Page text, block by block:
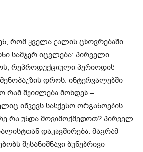
რომ ყველა ქალის ცხოვრებაში
სამჯერ იცვლება: პირველი
რეპროდუქციული პერიოდის
დროს. ინტერვალებში
რამ შეიძლება მოხდეს –
იწვევს სასქესო ორგანოების
რა უნდა მოვიმოქმედოთ? პირველ
დაკავშირება. მაგრამ
შესანიშნავი ბუნებრივი